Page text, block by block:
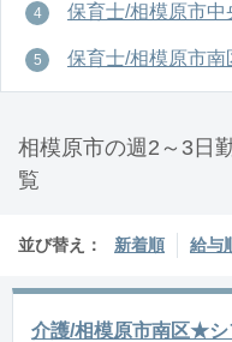
保育士/相模原市
保育士/相模原市
相模原市の週2～3日
覧
並び替え： 新着順 給与
介護/相模原市南区★シ